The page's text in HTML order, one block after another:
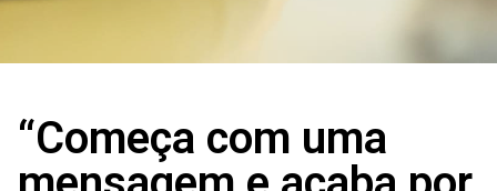
“Começa com uma